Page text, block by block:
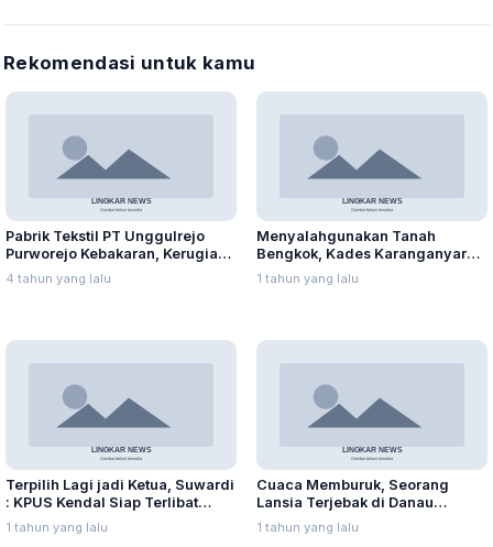
Rekomendasi untuk kamu
Pabrik Tekstil PT Unggulrejo
Purworejo Kebakaran, Kerugian
Capai Puluhan Juta Rupiah
4 tahun yang lalu
Menyalahgunakan Tanah
Bengkok, Kades Karanganyar
Ditangkap Kejari
1 tahun yang lalu
Terpilih Lagi jadi Ketua, Suwardi
: KPUS Kendal Siap Terlibat
Suplai Telur untuk MBG
1 tahun yang lalu
Cuaca Memburuk, Seorang
Lansia Terjebak di Danau
Rawapening Saat Mencari
Enceng Gondok
1 tahun yang lalu